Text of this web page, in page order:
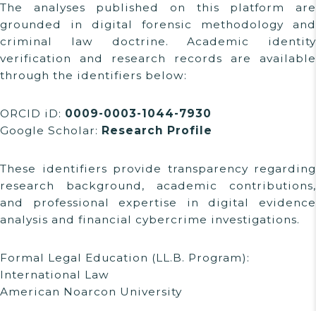
The analyses published on this platform are
grounded in digital forensic methodology and
criminal law doctrine. Academic identity
verification and research records are available
through the identifiers below:
ORCID iD: 0009-0003-1044-7930
Google Scholar: Research Profile
These identifiers provide transparency regarding
research background, academic contributions,
and professional expertise in digital evidence
analysis and financial cybercrime investigations.
Formal Legal Education (LL.B. Program):
International Law
American Noarcon University